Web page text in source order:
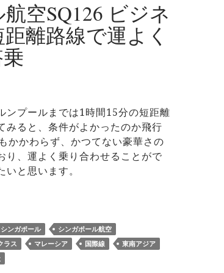
空SQ126 ビジネ
離路線で運よく
ンプールまでは1時間15分の短距離
みると、条件がよかったのか飛行
かかわらず、かつてない豪華さの
り、運よく乗り合わせることがで
と思います。
SQ126 ビジネスクラス超短距離路線で運よく最
シンガポール
シンガポール航空
ラス マレーシア 国際線
東南アジア